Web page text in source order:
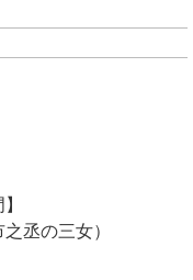
丞の三女）